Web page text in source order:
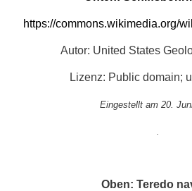
https://commons.wikimedia.org/
Autor: United States
Lizenz: Public domain;
Eingestellt am 20.
Oben: Teredo